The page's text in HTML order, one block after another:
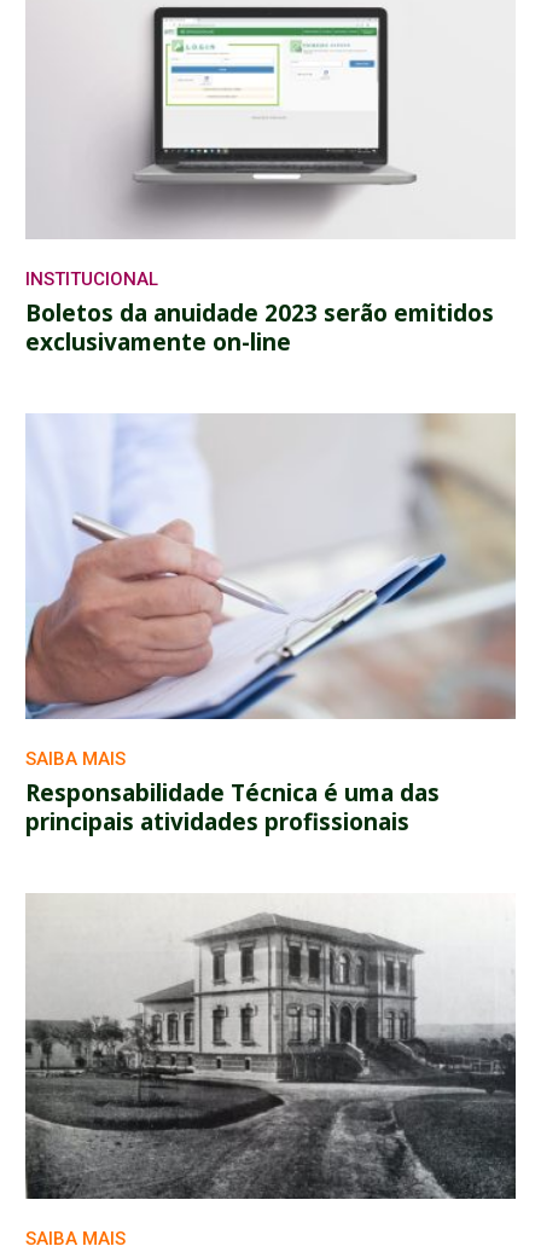
INSTITUCIONAL
Boletos da anuidade 2023 serão emitidos
exclusivamente on-line
SAIBA MAIS
Responsabilidade Técnica é uma das
principais atividades profissionais
SAIBA MAIS